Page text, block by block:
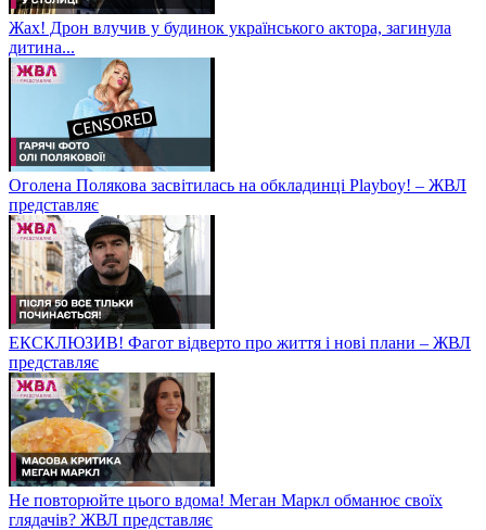
Жах! Дрон влучив у будинок українського актора, загинула
дитина...
Оголена Полякова засвітилась на обкладинці Playboy! – ЖВЛ
представляє
ЕКСКЛЮЗИВ! Фагот відверто про життя і нові плани – ЖВЛ
представляє
Не повторюйте цього вдома! Меган Маркл обманює своїх
глядачів? ЖВЛ представляє